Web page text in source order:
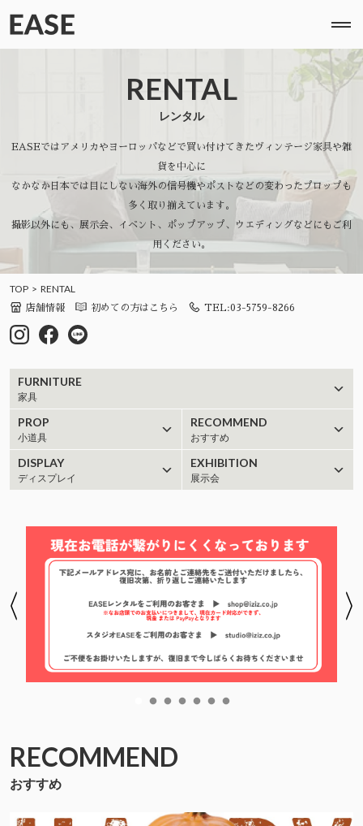
RENTAL
レンタル
EASEではアメリカやヨーロッパなどで買い付けてきたヴィンテージ家具や雑
貨を中心に
なかなか日本では目にしない海外の信号機やポストなどの変わったプロップも
多く取り揃えています。
撮影以外にも、展示会、イベント、ポップアップ、ウエディングなどにもご利
用ください。
TOP RENTAL
店舗情報 初めての方はこちら TEL:03-5759-8266
FURNITURE
家具
PROP
小道具
RECOMMEND
おすすめ
DISPLAY
ディスプレイ
EXHIBITION
展示会
RECOMMEND
おすすめ